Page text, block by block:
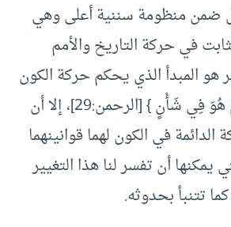
ضمن منظومة سننية أعلى وهي
في حركة التاريخ والأمم
هو المبدأ الذي يحكم حركة الكون
والأحياء { كُلَّ يَوْمٍ هُوَ فِي شَأْنٍ } [الرحمن:29]، إلا أن
الدائمة في الكون لهما قوانينهما
يمكنها أن تفسر لنا هذا التغيير
تتنبأ بحدوثه.